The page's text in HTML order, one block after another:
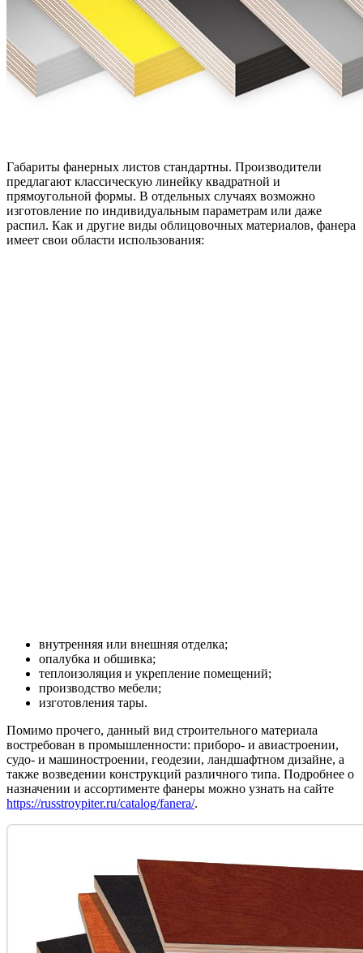
Габариты фанерных листов стандартны. Производители
предлагают классическую линейку квадратной и
прямоугольной формы. В отдельных случаях возможно
изготовление по индивидуальным параметрам или даже
распил. Как и другие виды облицовочных материалов, фанера
имеет свои области использования:
внутренняя или внешняя отделка;
опалубка и обшивка;
теплоизоляция и укрепление помещений;
производство мебели;
изготовления тары.
Помимо прочего, данный вид строительного материала
востребован в промышленности: приборо- и авиастроении,
судо- и машиностроении, геодезии, ландшафтном дизайне, а
также возведении конструкций различного типа. Подробнее о
назначении и ассортименте фанеры можно узнать на сайте
https://russtroypiter.ru/catalog/fanera/.